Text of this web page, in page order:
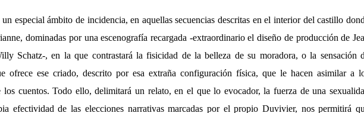
especial ámbito de incidencia, en aquellas secuencias descritas en el interior del castillo
dominadas por una escenografía recargada -extraordinario el diseño de producción de
Schatz-, en la que contrastará la fisicidad de la belleza de su moradora, o la sensación
ofrece ese criado, descrito por esa extraña configuración física, que le hacen asimilar a
los cuentos. Todo ello, delimitará un relato, en el que lo evocador, la fuerza de una
efectividad de las elecciones narrativas marcadas por el propio Duvivier, nos permitirá